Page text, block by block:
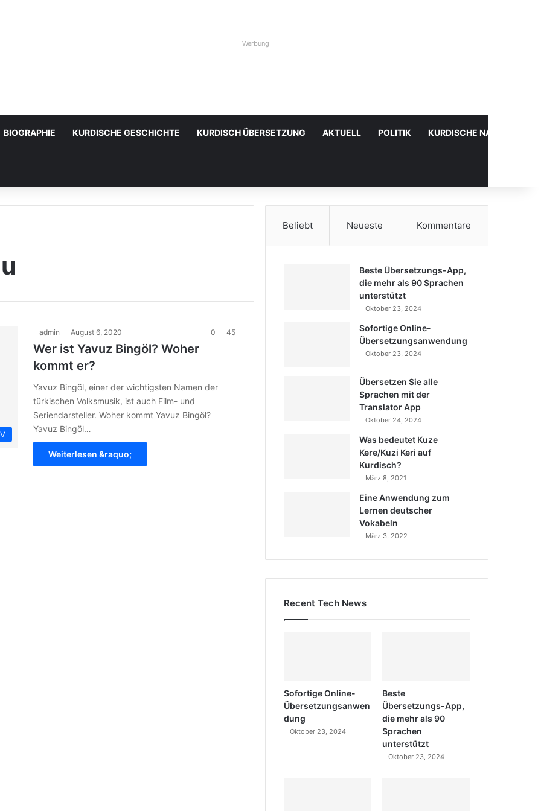
Werbung
BIOGRAPHIE KURDISCHE GESCHICHTE KURDISCH ÜBERSETZUNG AKTUELL POLITIK KURDISCHE
admin August 6, 2020 0 45
Wer ist Yavuz Bingöl? Woher
kommt er?
Yavuz Bingöl, einer der wichtigsten Namen der
türkischen Volksmusik, ist auch Film- und
Seriendarsteller. Woher kommt Yavuz Bingöl?
Yavuz Bingöl…
Weiterlesen &raquo;
Beliebt Neueste Kommentare
Beste Übersetzungs-App,
die mehr als 90 Sprachen
unterstützt
Oktober 23, 2024
Sofortige Online-
Übersetzungsanwendung
Oktober 23, 2024
Übersetzen Sie alle
Sprachen mit der
Translator App
Oktober 24, 2024
Was bedeutet Kuze
Kere/Kuzi Keri auf
Kurdisch?
März 8, 2021
Eine Anwendung zum
Lernen deutscher
Vokabeln
März 3, 2022
Recent Tech News
Sofortige Online-
Übersetzungsanwen
dung
Oktober 23, 2024
Beste
Übersetzungs-App,
die mehr als 90
Sprachen
unterstützt
Oktober 23, 2024